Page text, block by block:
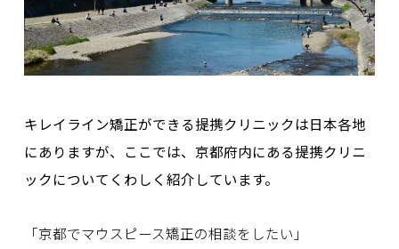
キレイライン矯正ができる提携クリニックは日本各地
にありますが、ここでは、京都府内にある提携クリニ
ックについてくわしく紹介しています。
「京都でマウスピース矯正の相談をしたい」